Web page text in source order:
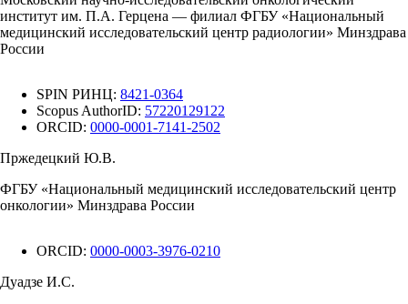
институт им. П.А. Герцена — филиал ФГБУ «Национальный
медицинский исследовательский центр радиологии» Минздрава
России
SPIN РИНЦ: 8421-0364
Scopus AuthorID: 57220129122
ORCID: 0000-0001-7141-2502
Пржедецкий Ю.В.
ФГБУ «Национальный медицинский исследовательский центр
онкологии» Минздрава России
ORCID: 0000-0003-3976-0210
Дуадзе И.С.